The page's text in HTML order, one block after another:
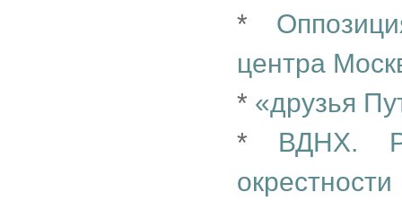
*
центра
* «друзья
* ВДНХ.
окрестности